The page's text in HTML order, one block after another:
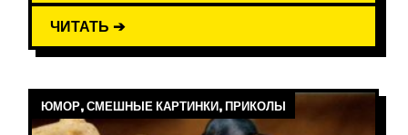
ЧИТАТЬ ➔
ЮМОР, СМЕШНЫЕ КАРТИНКИ, ПРИКОЛЫ